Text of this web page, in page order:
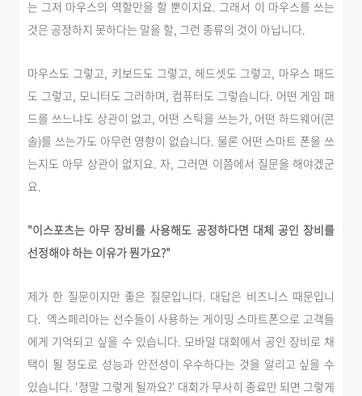
는 그저 마우스의 역할만을 할 뿐이지요. 그래서 이 마우스를 쓰는
것은 공정하지 못하다는 말을 할, 그런 종류의 것이 아닙니다.
마우스도 그렇고, 키보드도 그렇고, 헤드셋도 그렇고, 마우스 패드
도 그렇고, 모니터도 그러하며, 컴퓨터도 그렇습니다. 어떤 게임 패
드를 쓰느냐도 상관이 없고, 어떤 스틱을 쓰는가, 어떤 하드웨어(콘
솔)를 쓰는가도 아무런 영향이 없습니다. 물론 어떤 스마트 폰을 쓰
는지도 아무 상관이 없지요. 자, 그러면 이쯤에서 질문을 해야겠군
요.
"이스포츠는 아무 장비를 사용해도 공정하다면 대체 공인 장비를
선정해야 하는 이유가 뭔가요?"
제가 한 질문이지만 좋은 질문입니다. 대답은 비즈니스 때문입니
다. 엑스페리아는 선수들이 사용하는 게이밍 스마트폰으로 고객들
에게 기억되고 싶을 수 있습니다. 모바일 대회에서 공인 장비로 채
택이 될 정도로 성능과 안전성이 우수하다는 것을 알리고 싶을 수
있습니다. '정말 그렇게 될까요?' 대회가 무사히 종료만 되면 그렇게